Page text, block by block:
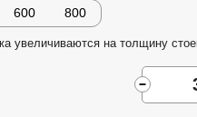
600 800
увеличиваются на толщину